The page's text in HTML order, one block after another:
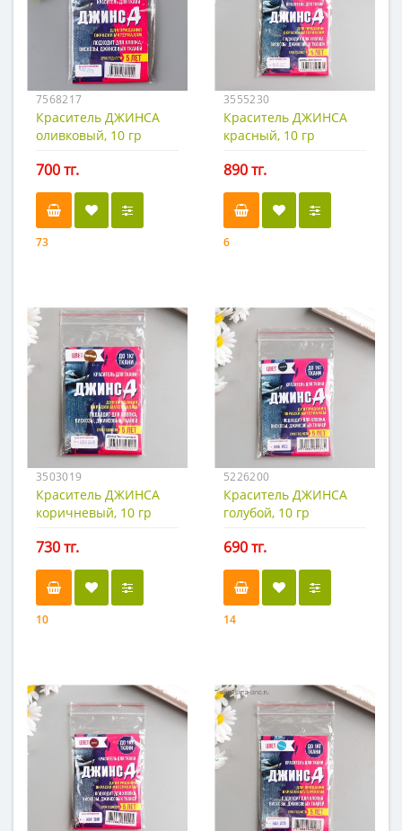
7568217
Краситель ДЖИНСА
оливковый, 10 гр
700 тг.
73
3555230
Краситель ДЖИНСА
красный, 10 гр
890 тг.
6
3503019
Краситель ДЖИНСА
коричневый, 10 гр
730 тг.
10
5226200
Краситель ДЖИНСА
голубой, 10 гр
690 тг.
14